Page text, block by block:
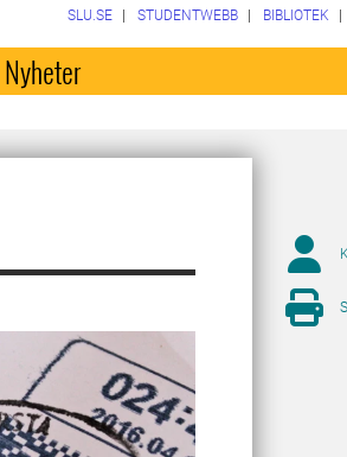
SLU.SE STUDENTWEBB BIBLIOTEK
Nyheter